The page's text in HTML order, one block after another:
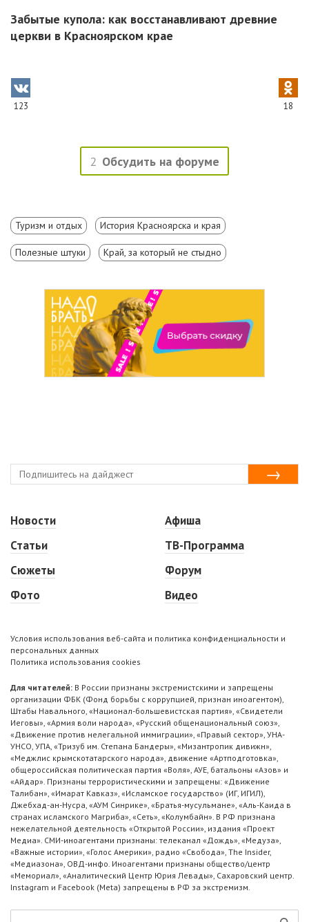
Забытые купола: как восстанавливают древние
церкви в Красноярском крае
123 18
2 Обсудить на форуме
Туризм и отдых История Красноярска и края
Полезные штуки Край, за который не стыдно
Новости
Статьи
Сюжеты
Фото
Афиша
ТВ-Программа
Форум
Видео
Условия использования веб-сайта и политика конфиденциальности и
персональных данных
Политика использования cookies
Для читателей: В России признаны экстремистскими и запрещены
организации ФБК (Фонд борьбы с коррупцией, признан иноагентом),
Штабы Навального, «Национал-большевистская партия», «Свидетели
Иеговы», «Армия воли народа», «Русский общенациональный союз»,
«Движение против нелегальной иммиграции», «Правый сектор», УНА-
УНСО, УПА, «Тризуб им. Степана Бандеры», «Мизантропик дивижн»,
«Меджлис крымскотатарского народа», движение «Артподготовка»,
общероссийская политическая партия «Воля», АУЕ, батальоны «Азов» и
«Айдар». Признаны террористическими и запрещены: «Движение
Талибан», «Имарат Кавказ», «Исламское государство» (ИГ, ИГИЛ),
Джебхад-ан-Нусра, «АУМ Синрике», «Братья-мусульмане», «Аль-Каида в
странах исламского Магриба», «Сеть», «Колумбайн». В РФ признана
нежелательной деятельность «Открытой России», издания «Проект
Медиа». СМИ-иноагентами признаны: телеканал «Дождь», «Медуза»,
«Важные истории», «Голос Америки», радио «Свобода», The Insider,
«Медиазона», ОВД-инфо. Иноагентами признаны общество/центр
«Мемориал», «Аналитический Центр Юрия Левады», Сахаровский центр.
Instagram и Facebook (Metа) запрещены в РФ за экстремизм.